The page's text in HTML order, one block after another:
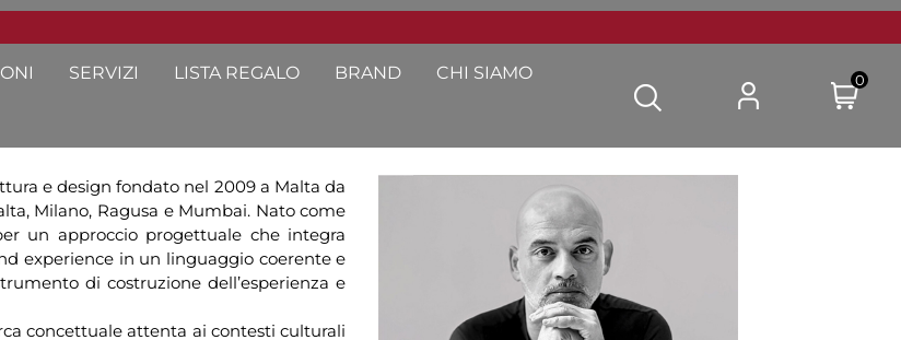
SERVIZI LISTA REGALO BRAND CHI SIAMO 0
e design fondato nel 2009 a Malta da
Milano, Ragusa e Mumbai. Nato come
un approccio progettuale che integra
experience in un linguaggio coerente e
di costruzione dell’esperienza e
concettuale attenta ai contesti culturali